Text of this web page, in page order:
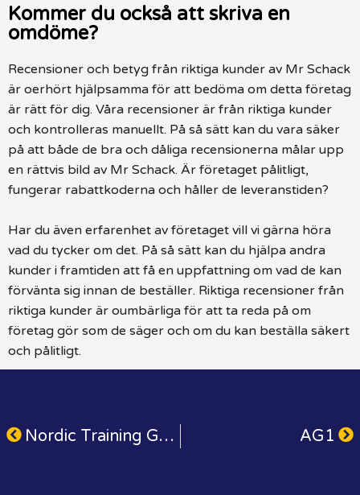
Kommer du också att skriva en
omdöme?
Recensioner och betyg från riktiga kunder av Mr Schack
är oerhört hjälpsamma för att bedöma om detta företag
är rätt för dig. Våra recensioner är från riktiga kunder
och kontrolleras manuellt. På så sätt kan du vara säker
på att både de bra och dåliga recensionerna målar upp
en rättvis bild av Mr Schack. Är företaget pålitligt,
fungerar rabattkoderna och håller de leveranstiden?
Har du även erfarenhet av företaget vill vi gärna höra
vad du tycker om det. På så sätt kan du hjälpa andra
kunder i framtiden att få en uppfattning om vad de kan
förvänta sig innan de beställer. Riktiga recensioner från
riktiga kunder är oumbärliga för att ta reda på om
företag gör som de säger och om du kan beställa säkert
och pålitligt.
Nordic Training Gear AG1